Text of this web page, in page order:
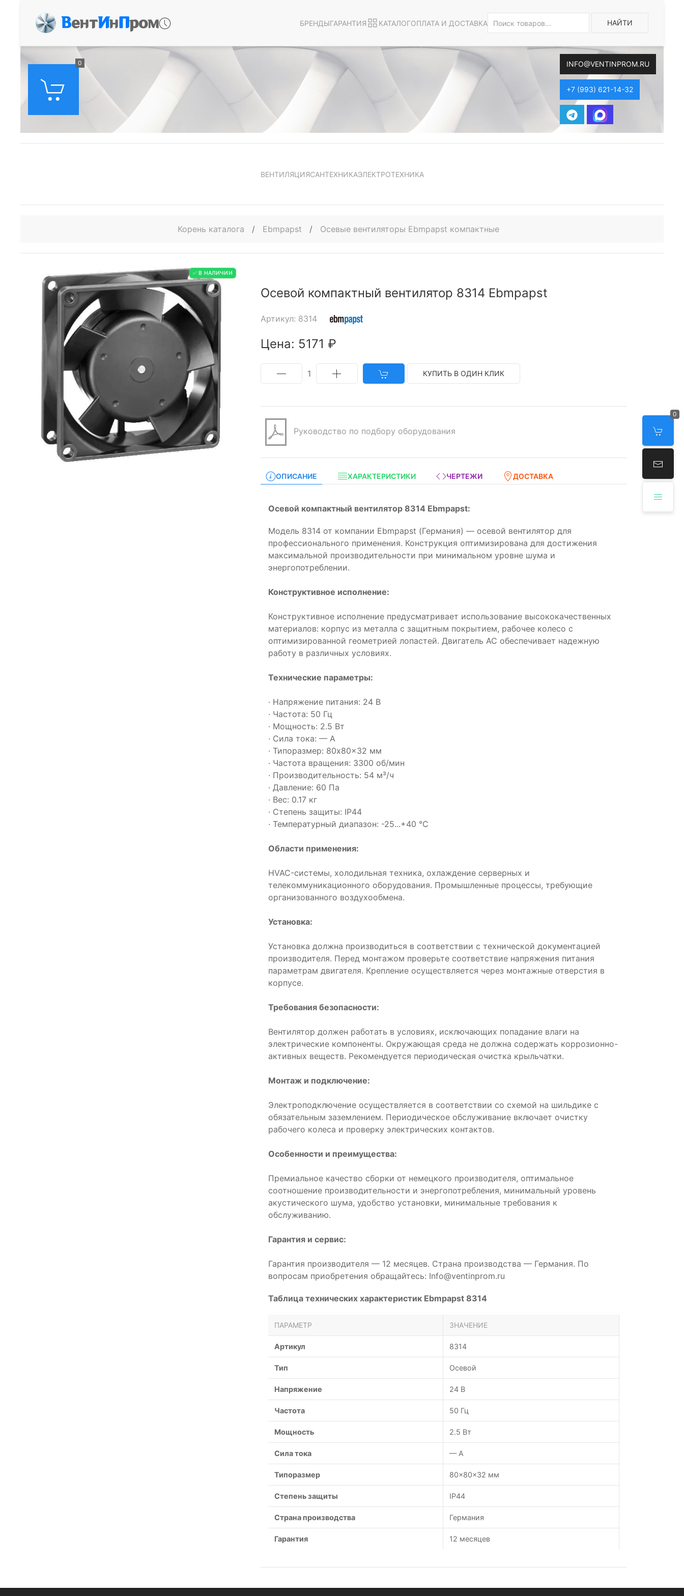
ВентИнПром БРЕНДЫГАРАНТИЯ КАТАЛОГОПЛАТА И ДОСТАВКА НАЙТИ
0 INFO@VENTINPROM.RU
+7 (993) 621-14-32
0
ВЕНТИЛЯЦИЯСАНТЕХНИКАЭЛЕКТРОТЕХНИКА
Корень каталога / Ebmpapst / Осевые вентиляторы Ebmpapst компактные
✅ В НАЛИЧИИ
Осевой компактный вентилятор 8314 Ebmpapst
Артикул: 8314
Цена: 5171 ₽
1 КУПИТЬ В ОДИН КЛИК
Руководство по подбору оборудования
ОПИСАНИЕ ХАРАКТЕРИСТИКИ ЧЕРТЕЖИ ДОСТАВКА
Осевой компактный вентилятор 8314 Ebmpapst:
Модель 8314 от компании Ebmpapst (Германия) — осевой вентилятор для
профессионального применения. Конструкция оптимизирована для достижения
максимальной производительности при минимальном уровне шума и
энергопотреблении.
Конструктивное исполнение:
Конструктивное исполнение предусматривает использование высококачественных
материалов: корпус из металла с защитным покрытием, рабочее колесо с
оптимизированной геометрией лопастей. Двигатель AC обеспечивает надежную
работу в различных условиях.
Технические параметры:
· Напряжение питания: 24 В
· Частота: 50 Гц
· Мощность: 2.5 Вт
· Сила тока: — А
· Типоразмер: 80x80x32 мм
· Частота вращения: 3300 об/мин
· Производительность: 54 м³/ч
· Давление: 60 Па
· Вес: 0.17 кг
· Степень защиты: IP44
· Температурный диапазон: -25...+40 °C
Области применения:
HVAC-системы, холодильная техника, охлаждение серверных и
телекоммуникационного оборудования. Промышленные процессы, требующие
организованного воздухообмена.
Установка:
Установка должна производиться в соответствии с технической документацией
производителя. Перед монтажом проверьте соответствие напряжения питания
параметрам двигателя. Крепление осуществляется через монтажные отверстия в
корпусе.
Требования безопасности:
Вентилятор должен работать в условиях, исключающих попадание влаги на
электрические компоненты. Окружающая среда не должна содержать коррозионно-
активных веществ. Рекомендуется периодическая очистка крыльчатки.
Монтаж и подключение:
Электроподключение осуществляется в соответствии со схемой на шильдике с
обязательным заземлением. Периодическое обслуживание включает очистку
рабочего колеса и проверку электрических контактов.
Особенности и преимущества:
Премиальное качество сборки от немецкого производителя, оптимальное
соотношение производительности и энергопотребления, минимальный уровень
акустического шума, удобство установки, минимальные требования к
обслуживанию.
Гарантия и сервис:
Гарантия производителя — 12 месяцев. Страна производства — Германия. По
вопросам приобретения обращайтесь: Info@ventinprom.ru
Таблица технических характеристик Ebmpapst 8314
ПАРАМЕТР ЗНАЧЕНИЕ
Артикул 8314
Тип Осевой
Напряжение 24 В
Частота 50 Гц
Мощность 2.5 Вт
Сила тока — А
Типоразмер 80x80x32 мм
Степень защиты IP44
Страна производства Германия
Гарантия 12 месяцев